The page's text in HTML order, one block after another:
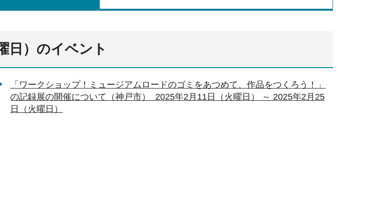
日）のイベント
「ワークショップ！ミュージアムロードのゴミをあつめて、作品をつくろう！」
の記録展の開催について（神戸市） 2025年2月11日（火曜日） ～ 2025年2月25
日（火曜日）